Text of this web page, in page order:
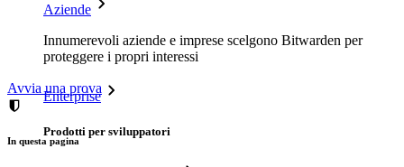
Aziende
Innumerevoli aziende e imprese scelgono Bitwarden per
proteggere i propri interessi
Enterprise
Prodotti per sviluppatori
Avvia una prova
In questa pagina